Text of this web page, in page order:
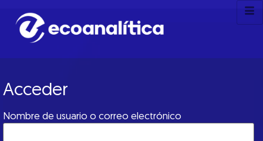
Acceder
Nombre de usuario o correo electrónico